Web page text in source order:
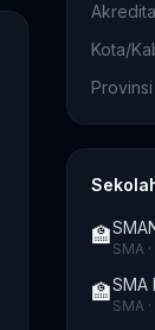
Kota/
Provinsi
🏫
SMA
🏫SMA
SMA